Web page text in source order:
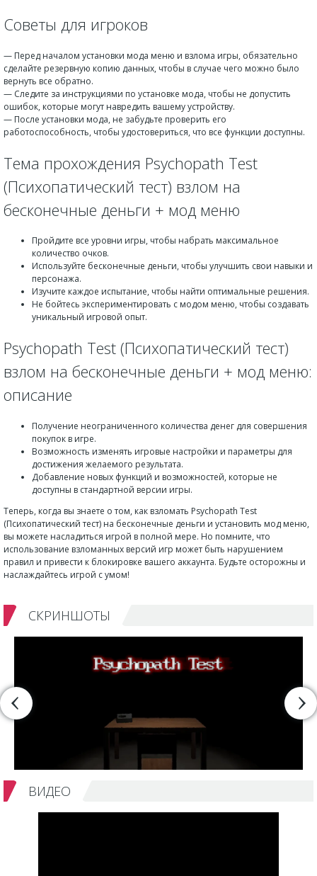
Советы для игроков
— Перед началом установки мода меню и взлома игры, обязательно
сделайте резервную копию данных, чтобы в случае чего можно было
вернуть все обратно.
— Следите за инструкциями по установке мода, чтобы не допустить
ошибок, которые могут навредить вашему устройству.
— После установки мода, не забудьте проверить его
работоспособность, чтобы удостовериться, что все функции доступны.
Тема прохождения Psychopath Test
(Психопатический тест) взлом на
бесконечные деньги + мод меню
Пройдите все уровни игры, чтобы набрать максимальное
количество очков.
Используйте бесконечные деньги, чтобы улучшить свои навыки и
персонажа.
Изучите каждое испытание, чтобы найти оптимальные решения.
Не бойтесь экспериментировать с модом меню, чтобы создавать
уникальный игровой опыт.
Psychopath Test (Психопатический тест)
взлом на бесконечные деньги + мод меню:
описание
Получение неограниченного количества денег для совершения
покупок в игре.
Возможность изменять игровые настройки и параметры для
достижения желаемого результата.
Добавление новых функций и возможностей, которые не
доступны в стандартной версии игры.
Теперь, когда вы знаете о том, как взломать Psychopath Test
(Психопатический тест) на бесконечные деньги и установить мод меню,
вы можете насладиться игрой в полной мере. Но помните, что
использование взломанных версий игр может быть нарушением
правил и привести к блокировке вашего аккаунта. Будьте осторожны и
наслаждайтесь игрой с умом!
СКРИНШОТЫ
ВИДЕО